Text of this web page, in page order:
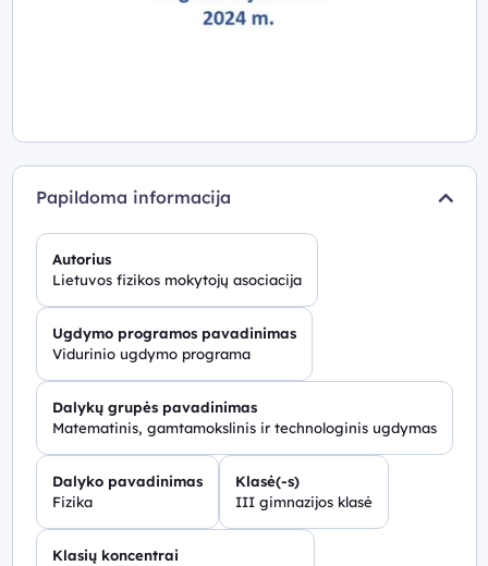
Papildoma informacija
Autorius
Lietuvos fizikos mokytojų asociacija
Ugdymo programos pavadinimas
Vidurinio ugdymo programa
Dalykų grupės pavadinimas
Matematinis, gamtamokslinis ir technologinis ugdymas
Dalyko pavadinimas
Fizika
Klasė(-s)
III gimnazijos klasė
Klasių koncentrai